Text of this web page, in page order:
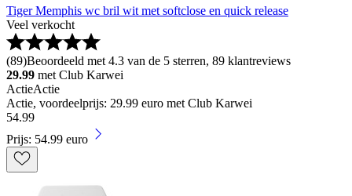
Tiger Memphis wc bril wit met softclose en quick release
Veel verkocht
(89)Beoordeeld met 4.3 van de 5 sterren, 89 klantreviews
29.99 met Club Karwei
ActieActie
Actie, voordeelprijs: 29.99 euro met Club Karwei
54.99
Prijs: 54.99 euro